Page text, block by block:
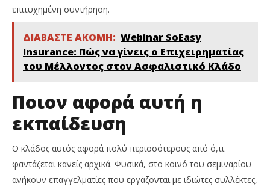
επιτυχημένη συντήρηση.
ΔΙΑΒΑΣΤΕ ΑΚΟΜΗ: Webinar SoEasy
Insurance: Πώς να γίνεις ο Επιχειρηματίας
του Μέλλοντος στον Ασφαλιστικό Κλάδο
Ποιον αφορά αυτή η
εκπαίδευση
Ο κλάδος αυτός αφορά πολύ περισσότερους από ό,τι
φαντάζεται κανείς αρχικά. Φυσικά, στο κοινό του σεμιναρίου
ανήκουν επαγγελματίες που εργάζονται με ιδιώτες συλλέκτες,